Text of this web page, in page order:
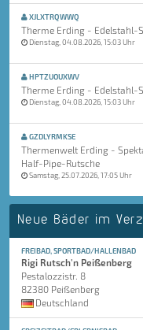
XJLXTRQWWQ
Therme Erding - Edelstahl-
Dienstag, 04.08.2026, 15:03 Uhr
HPTZUOUXWV
Therme Erding - Edelstahl-
Dienstag, 04.08.2026, 15:03 Uhr
GZDLYRMKSE
Thermenwelt Erding -
Half-Pipe-Rutsche
Samstag, 25.07.2026, 17:05 Uhr
Neue Bäder im
FREIBAD, SPORTBAD/HALLENBAD
Rigi Rutsch'n Peißenberg
Pestalozzistr. 8
82380 Peißenberg
Deutschland